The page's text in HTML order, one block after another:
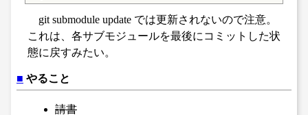
git submodule update では更新されないので注意。
これは、各サブモジュールを最後にコミットした状
態に戻すみたい。
■ やること
請書